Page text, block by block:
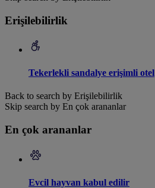
Erişilebilirlik
Tekerlekli sandalye erişimli otel
Back to search by Erişilebilirlik
Skip search by En çok arananlar
En çok arananlar
Evcil hayvan kabul edilir